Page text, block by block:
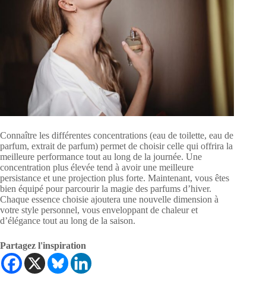
Connaître les différentes concentrations (eau de toilette, eau de
parfum, extrait de parfum) permet de choisir celle qui offrira la
meilleure performance tout au long de la journée. Une
concentration plus élevée tend à avoir une meilleure
persistance et une projection plus forte. Maintenant, vous êtes
bien équipé pour parcourir la magie des parfums d’hiver.
Chaque essence choisie ajoutera une nouvelle dimension à
votre style personnel, vous enveloppant de chaleur et
d’élégance tout au long de la saison.
Partagez l'inspiration